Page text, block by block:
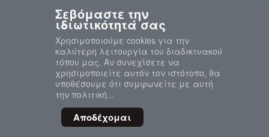
απορρήτου
προσωπικών
δεδομένων
© 2020-2026 MarketMoney.GR
Σεβόμαστε την
ιδιωτικότητά σας
Χρησιμοποιούμε cookies για την
καλύτερη λειτουργία του διαδικτυακού
τόπου μας. Αν συνεχίσετε να
χρησιμοποιείτε αυτόν τον ιστότοπο, θα
υποθέσουμε ότι συμφωνείτε με αυτή
την πολιτική...
Αποδέχομαι